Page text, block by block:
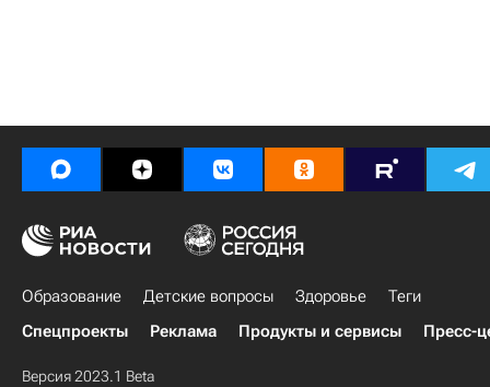
Образование Детские вопросы Здоровье
Теги
Спецпроекты
Реклама Продукты и сервисы Пресс-
Версия 2023.1 Beta